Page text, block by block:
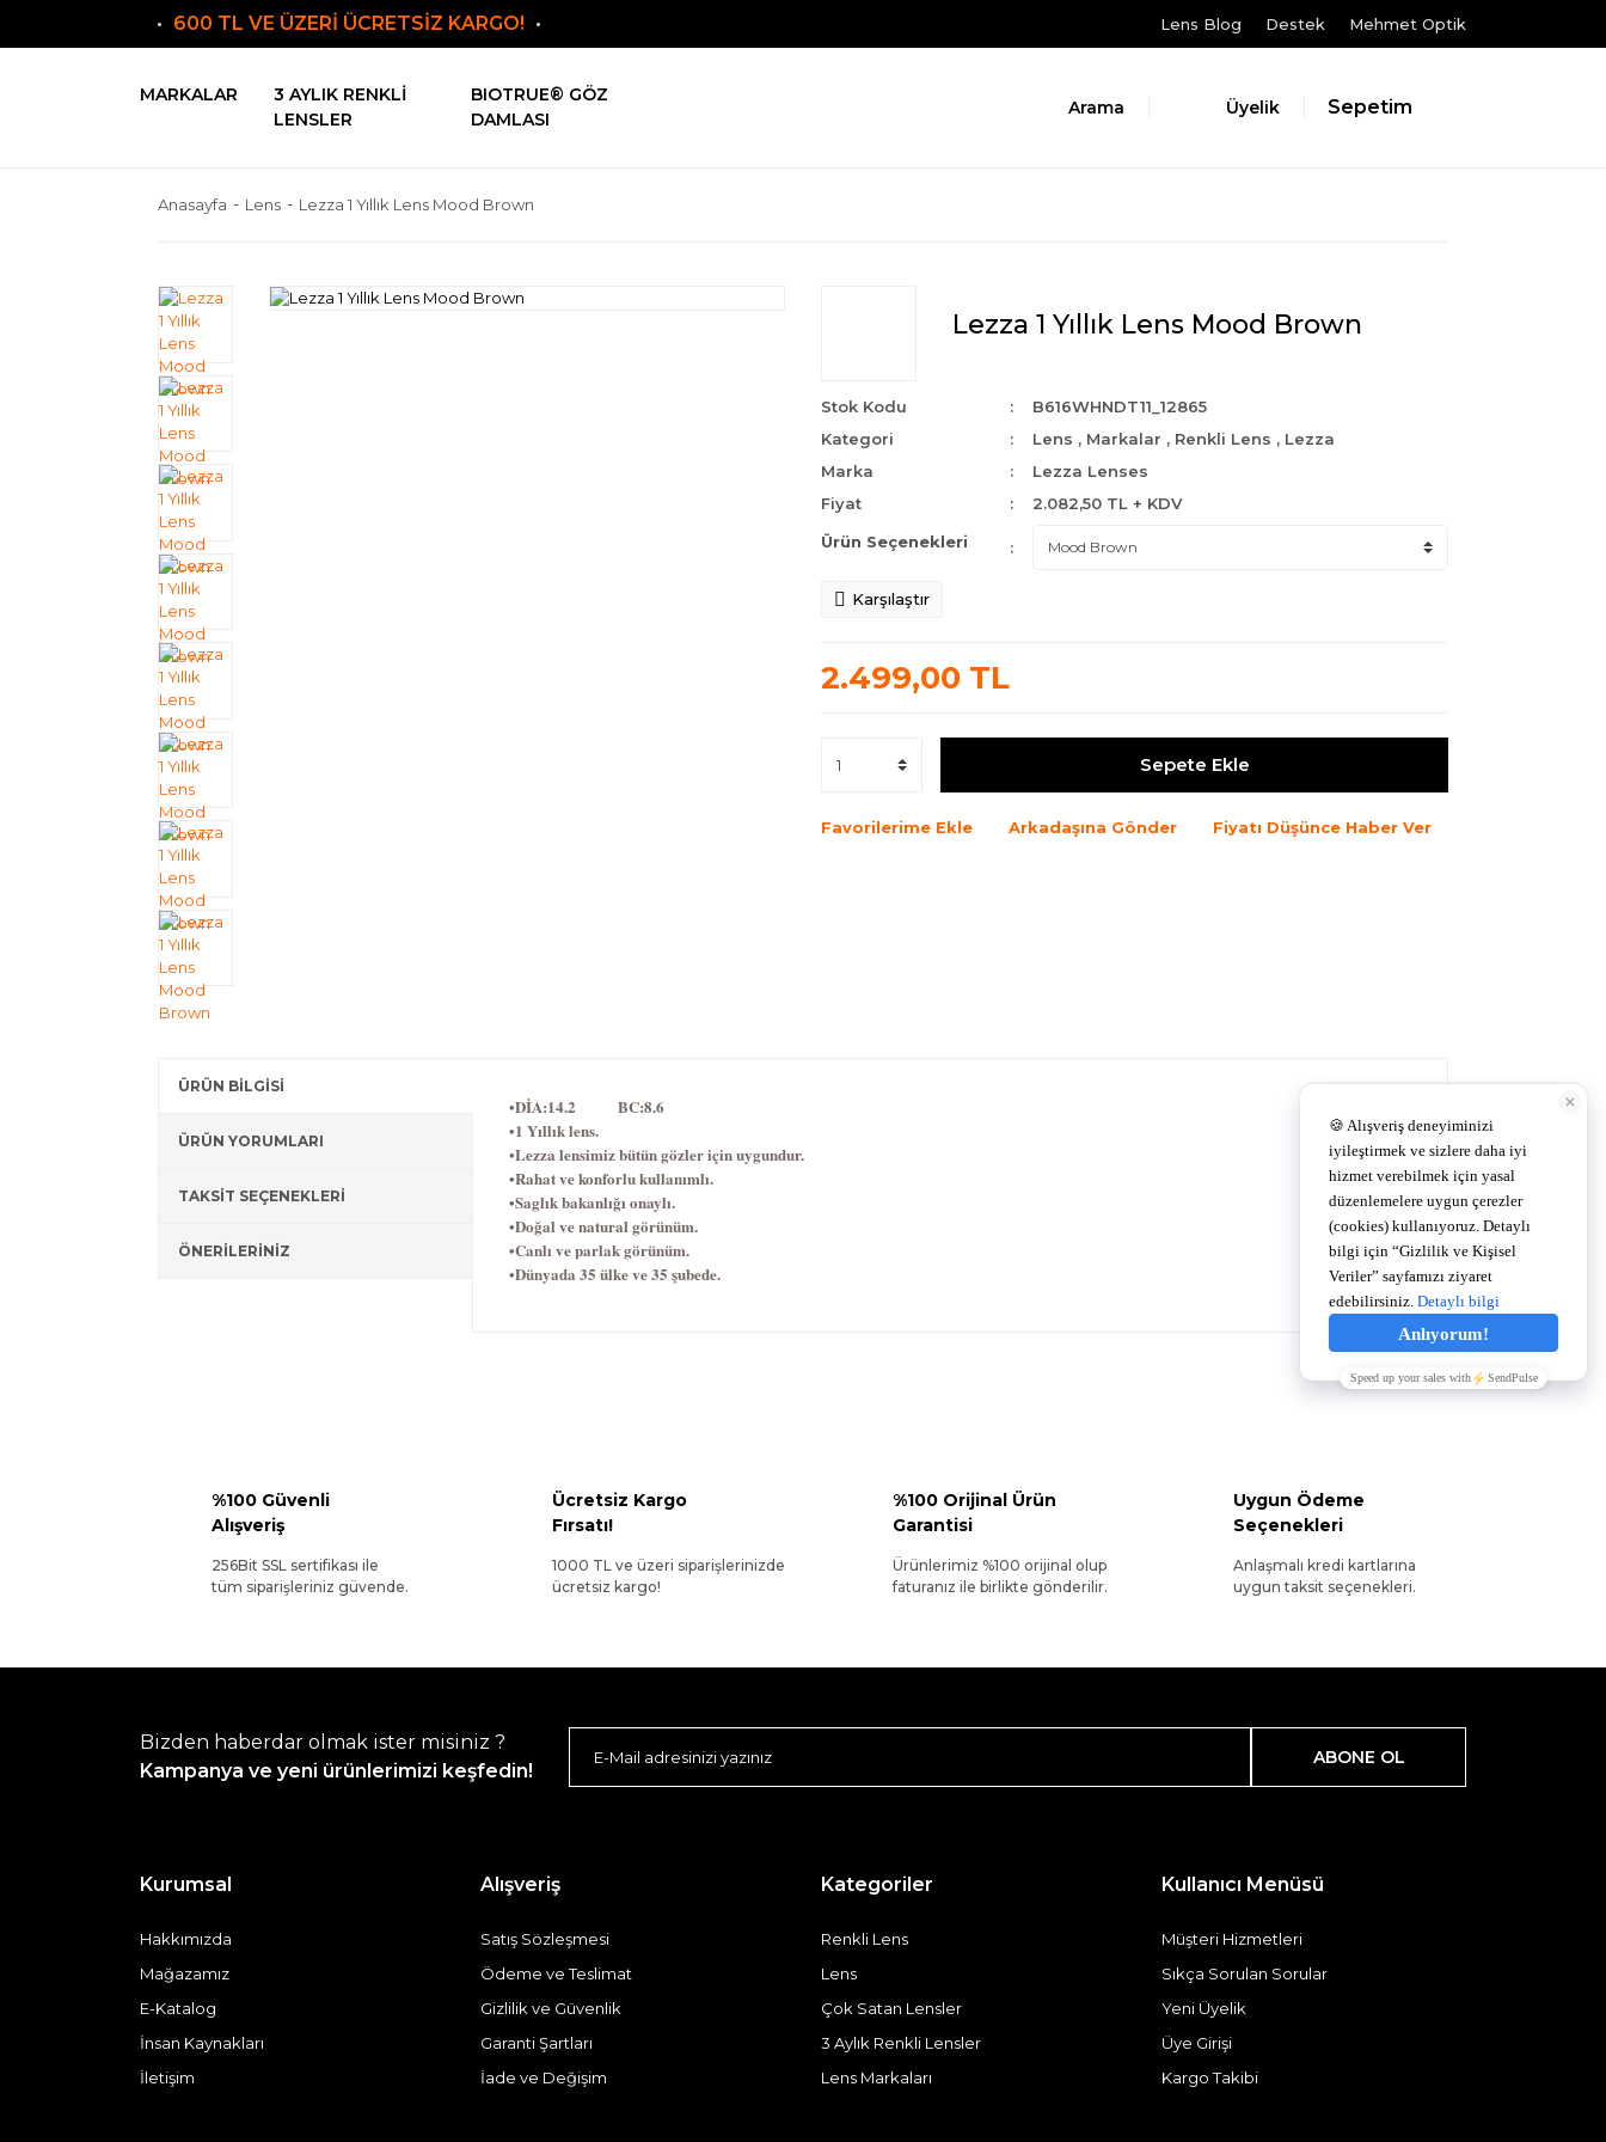
600 TL VE ÜZERİ ÜCRETSİZ KARGO! Lens Blog Destek Mehmet Optik
MARKALAR
3 AYLIK RENKLI
LENSLER
BIOTRUE® GÖZ
DAMLASI
Arama Üyelik Sepetim
Anasayfa Lens Lezza 1 Yıllık Lens Mood Brown
Lezza 1 Yıllık Lens Mood Brown
Stok Kodu
B616WHNDT11_12865
Kategori
Lens , Markalar , Renkli Lens , Lezza
Marka
Lezza Lenses
Fiyat
2.082,50 TL + KDV
Ürün Seçenekleri
Karşılaştır
2.499,00 TL
Sepete Ekle
Favorilerime Ekle Arkadaşına Gönder Fiyatı Düşünce Haber Ver
ÜRÜN BİLGİSİ
ÜRÜN YORUMLARI
TAKSİT SEÇENEKLERİ
ÖNERİLERİNİZ
•DİA:14.2 BC:8.6
•1 Yıllık lens.
•Lezza lensimiz bütün gözler için uygundur.
•Rahat ve konforlu kullanımlı.
•Saglık bakanlığı onaylı.
•Doğal ve natural görünüm.
•Canlı ve parlak görünüm.
•Dünyada 35 ülke ve 35 şubede.
%100 Güvenli
Alışveriş
256Bit SSL sertifikası ile
tüm siparişleriniz güvende.
Ücretsiz Kargo
Fırsatı!
1000 TL ve üzeri siparişlerinizde
ücretsiz kargo!
%100 Orijinal Ürün
Garantisi
Ürünlerimiz %100 orijinal olup
faturanız ile birlikte gönderilir.
Uygun Ödeme
Seçenekleri
Anlaşmalı kredi kartlarına
uygun taksit seçenekleri.
Bizden haberdar olmak ister misiniz ?
Kampanya ve yeni ürünlerimizi keşfedin!
ABONE OL
Kurumsal
Hakkımızda
Mağazamız
E-Katalog
İnsan Kaynakları
İletişim
Alışveriş
Satış Sözleşmesi
Ödeme ve Teslimat
Gizlilik ve Güvenlik
Garanti Şartları
İade ve Değişim
Kategoriler
Renkli Lens
Lens
Çok Satan Lensler
3 Aylık Renkli Lensler
Lens Markaları
Kullanıcı Menüsü
Müşteri Hizmetleri
Sıkça Sorulan Sorular
Yeni Üyelik
Üye Girişi
Kargo Takibi